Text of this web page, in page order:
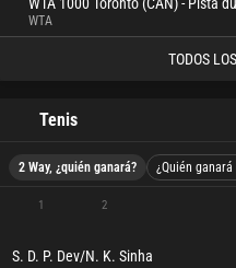
WTA
TODOS
Tenis
2 Way, ¿quién ganará? ¿Quién
1 2
S. D. P. Dev/N. K. Sinha